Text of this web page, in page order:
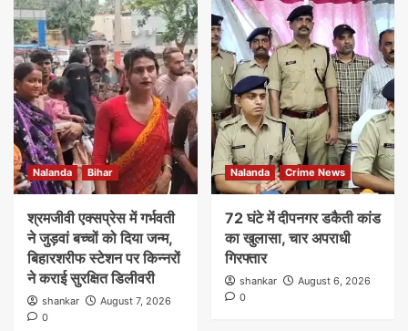
Nalanda Bihar
श्रमजीवी एक्सप्रेस में गर्भवती
ने जुड़वां बच्चों को दिया जन्म,
बिहारशरीफ स्टेशन पर किन्नरों
ने कराई सुरक्षित डिलीवरी
shankar
August 7, 2026
0
Nalanda Crime News
72 घंटे में दीपनगर डकैती कांड
का खुलासा, चार अपराधी
गिरफ्तार
shankar
August 6, 2026
0